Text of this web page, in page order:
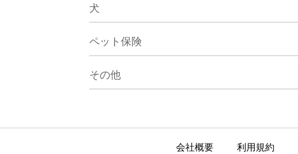
犬
ペット保険
その他
会社概要 利用規約